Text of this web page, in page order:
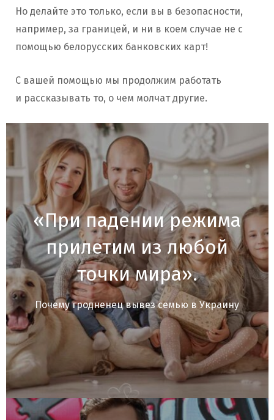
Но делайте это только, если вы в безопасности,
например, за границей, и ни в коем случае не с
помощью белорусских банковских карт!
С вашей помощью мы продолжим работать
и рассказывать то, о чем молчат другие.
«При падении режима
прилетим из любой
точки мира».
Почему гродненец вывез семью в Украину